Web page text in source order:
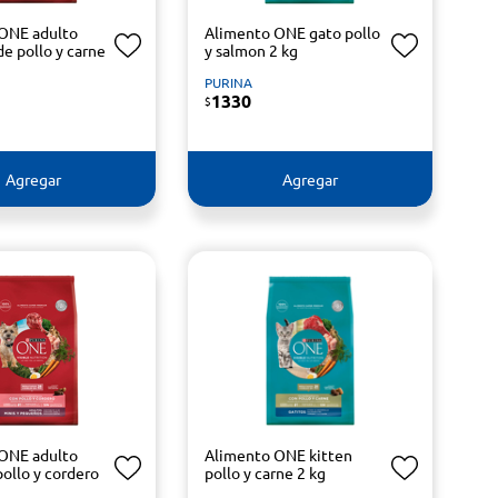
adulto
pollo y carne
Agregar
Alimento ONE gato pollo
y salmon 2 kg
PURINA
$1330
Agregar
adulto
y cordero
Alimento ONE kitten
pollo y carne 2 kg